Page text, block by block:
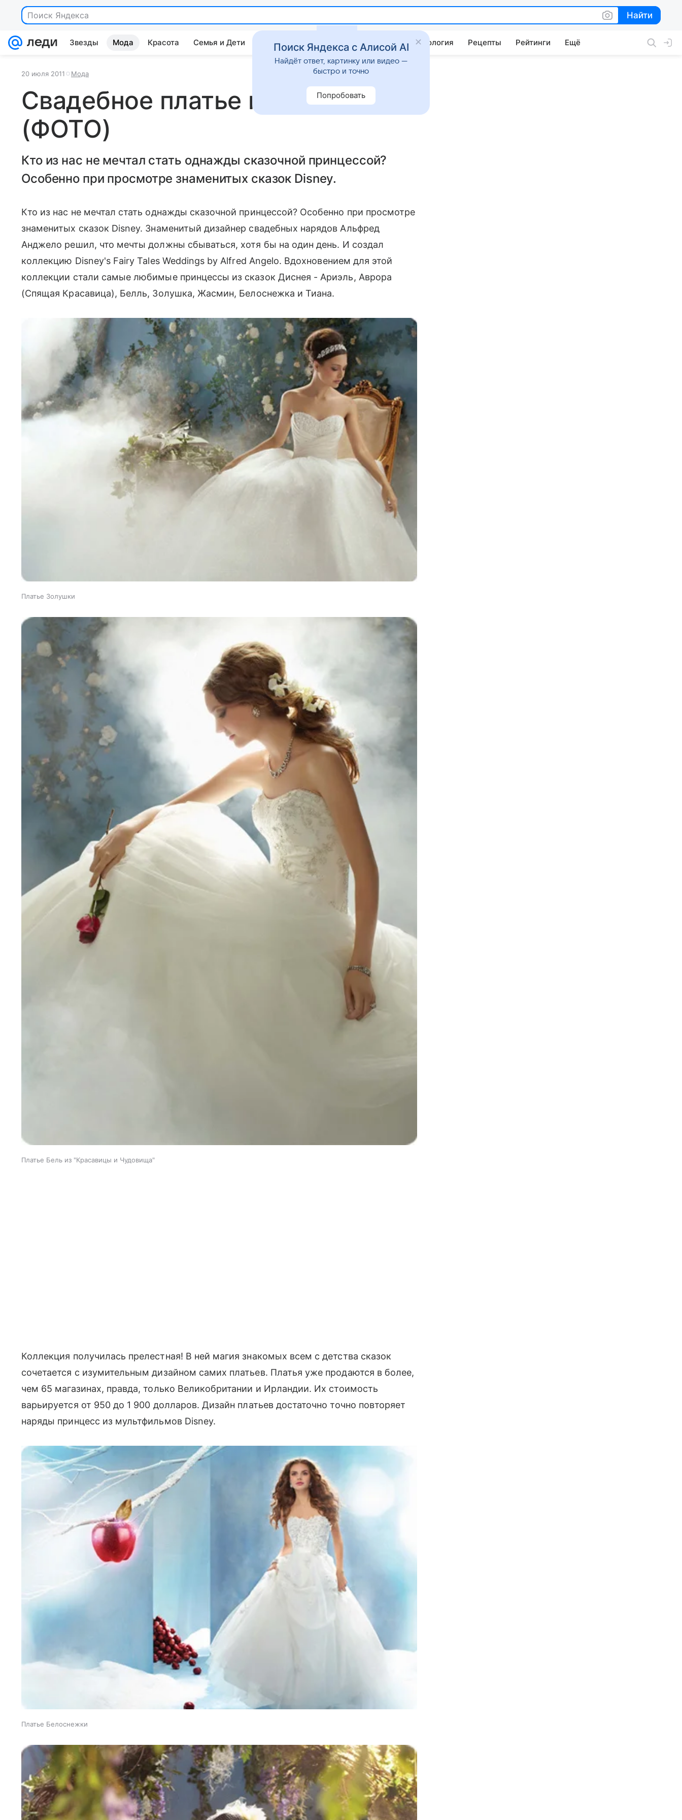
Поиск Яндекса Найти
Найти
Звезды Мода Красота Семья и Дети Дом Гороскопы Стиль жизни Психология Рецепты Рейтинги Ещё
20 июля 2011 Мода
Свадебное платье как в сказке
(ФОТО)
Кто из нас не мечтал стать однажды сказочной принцессой?
Особенно при просмотре знаменитых сказок Disney.
Кто из нас не мечтал стать однажды сказочной принцессой? Особенно при просмотре
знаменитых сказок Disney. Знаменитый дизайнер свадебных нарядов Альфред
Анджело решил, что мечты должны сбываться, хотя бы на один день. И создал
коллекцию Disney's Fairy Tales Weddings by Alfred Angelo. Вдохновением для этой
коллекции стали самые любимые принцессы из сказок Диснея - Ариэль, Аврора
(Спящая Красавица), Белль, Золушка, Жасмин, Белоснежка и Тиана.
Платье Золушки
Платье Бель из "Красавицы и Чудовища"
Коллекция получилась прелестная! В ней магия знакомых всем с детства сказок
сочетается с изумительным дизайном самих платьев. Платья уже продаются в более,
чем 65 магазинах, правда, только Великобритании и Ирландии. Их стоимость
варьируется от 950 до 1 900 долларов. Дизайн платьев достаточно точно повторяет
наряды принцесс из мультфильмов Disney.
Платье Белоснежки
Поиск Яндекса с Алисой AI
Найдёт ответ, картинку или видео —
быстро и точно
Попробовать